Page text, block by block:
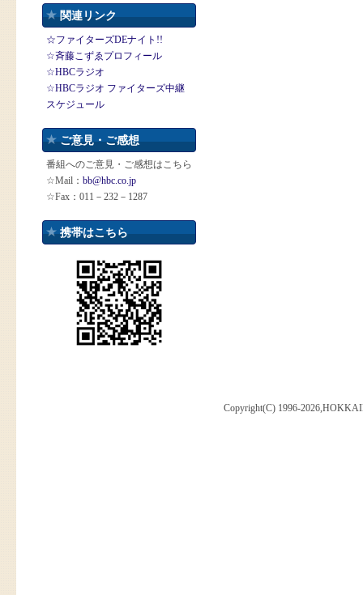
関連リンク
☆ファイターズDEナイト!!
☆斉藤こずゑプロフィール
☆HBCラジオ
☆HBCラジオ ファイターズ中継
スケジュール
ご意見・ご感想
番組へのご意見・ご感想はこちら
☆Mail： bb@hbc.co.jp
☆Fax：011－232－1287
携帯はこちら
Copyright(C) 1996-